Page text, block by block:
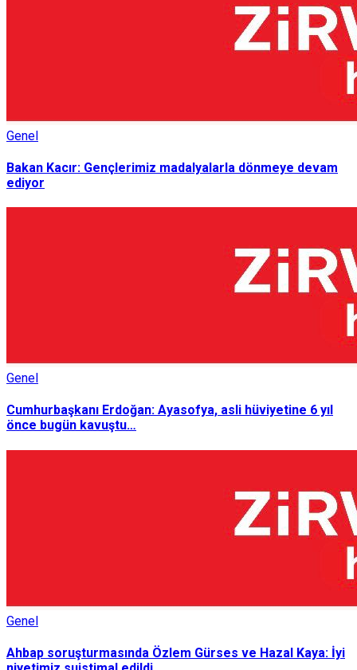
Genel
Bakan Kacır: Gençlerimiz madalyalarla dönmeye devam
ediyor
Genel
Cumhurbaşkanı Erdoğan: Ayasofya, asli hüviyetine 6 yıl
önce bugün kavuştu…
Genel
Ahbap soruşturmasında Özlem Gürses ve Hazal Kaya: İyi